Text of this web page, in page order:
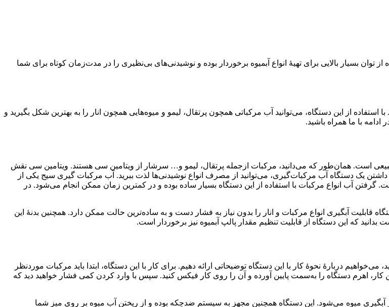
از توان بسیار بالایی برای تهیهٔ انواع آبمیوه برخوردار بوده و نوشیدنی‌های بی‌نظیری را در مدت‌زمان کوتاه برای شما
از این دستگاه، می‌توانید آب مرکباتی همچون پرتقال، لیمو و میوه‌هایی همچون انار را به بهترین شکل بگیرید و
با ما همراه باشید.
طبیعی است. همان‌طور که می‌دانید، مرکبات ازجمله پرتقال، لیمو و… سرشار از ویتامین سی هستند. ویتامین سی نقش
داشتن یک دستگاه آب مرکبات‌گیری، می‌توانید از مصرف انواع نوشیدنی‌ها لذت ببرید. آب مرکبات گیری سیج یکی از
آب انواع مرکبات با استفاده از این دستگاه بسیار ساده بوده و در کمترین زمان ممکن انجام می‌شود. در
سیج دارای گیربکس فلزی با توان 120 وات است. این دستگاه قابلیت آبگیری انواع مرکبات و انار را بدون نیاز به فشار دست و به ساده‌ترین حالت ممکن دارد. همچنین بدنهٔ این
که این دستگاه از قابلیت تنظیم مقدار پالپ آبمیوه نیز برخوردار است.
می‌خواهیم دربارهٔ نحوهٔ کار با این دستگاه توضیحاتی ارائه دهیم. برای کار با این دستگاه، ابتدا باید مرکبات موردنظر
اهرم دستگاه را به‌سمت پایین آورده و آن را روی کار فیکس کنید. سپس با وارد کردن کمی فشار خواهید دید که
میوه می‌شود. این دستگاه همچنین مجهز به سیستم ضدچکه بوده و از ریختن آب میوه بر روی میز شما